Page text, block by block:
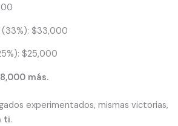
$33,000
$25,000
más.
experimentados, mismas victorias,
ti.